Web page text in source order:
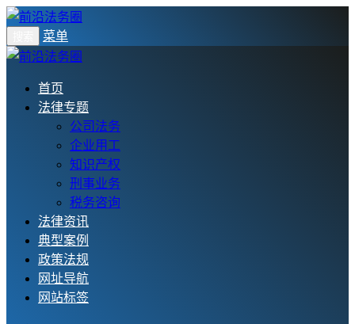
菜单
首页
法律专题
公司法务
企业用工
知识产权
刑事业务
税务咨询
法律资讯
典型案例
政策法规
网址导航
网站标签